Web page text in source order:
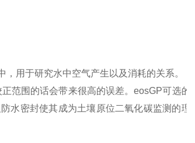
用于研究水中空气产生以及消耗的关系。
范围的话会带来很高的误差。eosGP可选的
水密封使其成为土壤原位二氧化碳监测的理